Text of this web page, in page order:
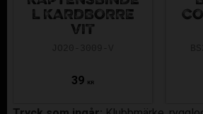
L KARDBORRE
VIT
39 KR